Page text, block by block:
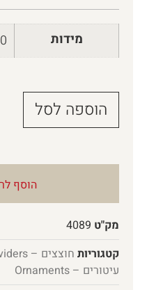
מידות 40 ×
הוספה לסל
הוסף
מק"ט 4089
קטגוריות חוצצים – Dividers
עיטורים – Ornaments